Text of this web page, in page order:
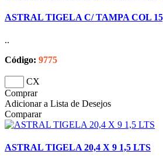
ASTRAL TIGELA C/ TAMPA COL
..
Código: 9775
CX
Comprar
Adicionar a Lista de Desejos
Comparar
ASTRAL TIGELA 20,4 X 9 1,5 LTS